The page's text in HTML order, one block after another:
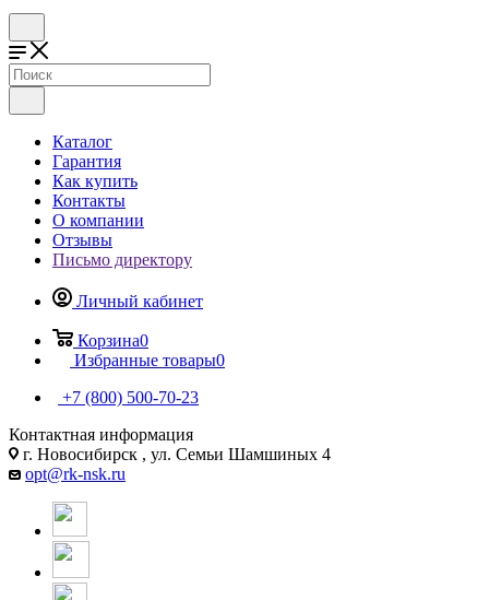
Каталог
Гарантия
Как купить
Контакты
О компании
Отзывы
Письмо директору
Личный кабинет
Корзина0
Избранные товары0
+7 (800) 500-70-23
Контактная информация
г. Новосибирск , ул. Семьи Шамшиных 4
opt@rk-nsk.ru